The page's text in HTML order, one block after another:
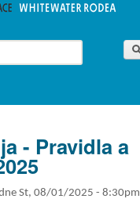
- Pravidla a
St, 08/01/2025 - 8:30pm